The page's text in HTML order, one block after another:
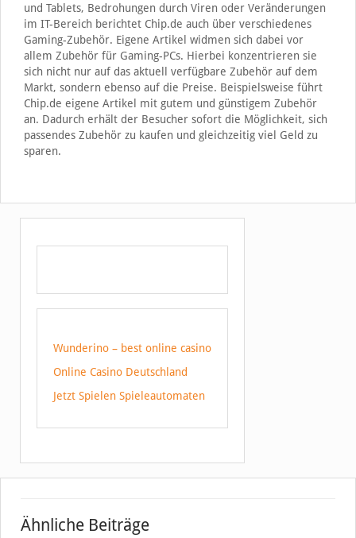
und Tablets, Bedrohungen durch Viren oder Veränderungen
im IT-Bereich berichtet Chip.de auch über verschiedenes
Gaming-Zubehör. Eigene Artikel widmen sich dabei vor
allem Zubehör für Gaming-PCs. Hierbei konzentrieren sie
sich nicht nur auf das aktuell verfügbare Zubehör auf dem
Markt, sondern ebenso auf die Preise. Beispielsweise führt
Chip.de eigene Artikel mit gutem und günstigem Zubehör
an. Dadurch erhält der Besucher sofort die Möglichkeit, sich
passendes Zubehör zu kaufen und gleichzeitig viel Geld zu
sparen.
Wunderino – best online casino
Online Casino Deutschland
Jetzt Spielen Spieleautomaten
Ähnliche Beiträge